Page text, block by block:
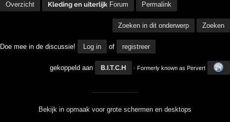
Overzicht Kleding en uiterlijk Forum Permalink
Zoeken in dit onderwerp Zoeken
Doe mee in de discussie! Log in of registreer
gekoppeld aan B.I.T.C.H · Formerly known as Pervert
Bekijk in opmaak voor grote schermen en desktops